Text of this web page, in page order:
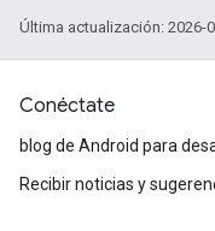
Última actualización: 2026-
Conéctate
blog de Android para
Recibir noticias y